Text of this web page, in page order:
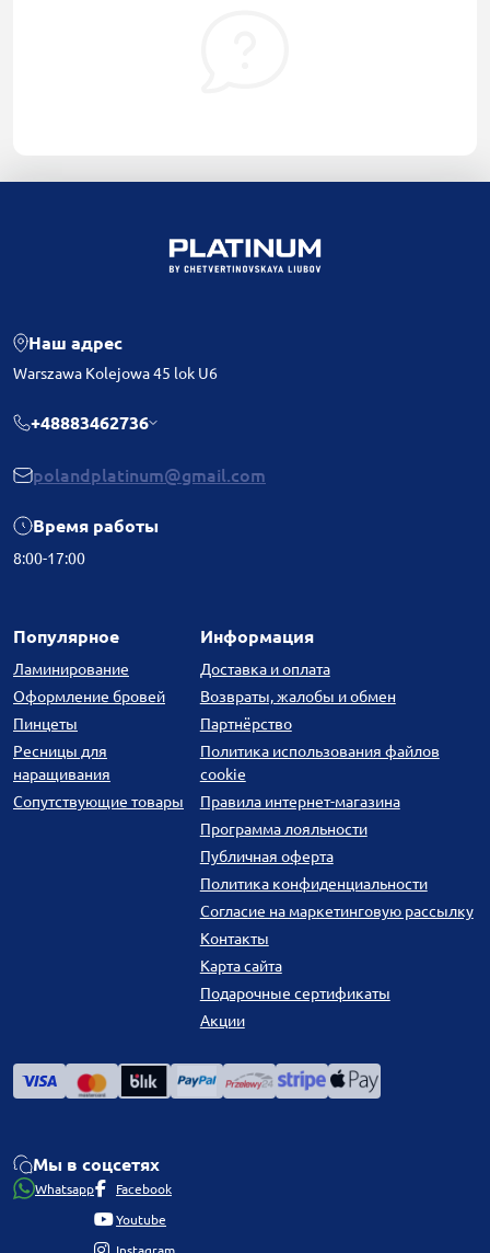
Наш адрес
Warszawa Kolejowa 45 lok U6
+48883462736
polandplatinum@gmail.com
Время работы
8:00-17:00
Популярное
Ламинирование
Оформление бровей
Пинцеты
Ресницы для
наращивания
Сопутствующие товары
Информация
Доставка и оплата
Возвраты, жалобы и обмен
Партнёрство
Политика использования файлов
cookie
Правила интернет-магазина
Программа лояльности
Публичная оферта
Политика конфиденциальности
Согласие на маркетинговую рассылку
Контакты
Карта сайта
Подарочные сертификаты
Акции
Мы в соцсетях
Whatsapp Facebook
Youtube
Instagram